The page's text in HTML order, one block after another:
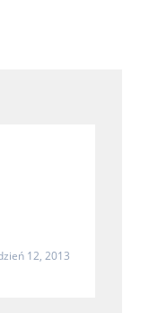
12, 2013